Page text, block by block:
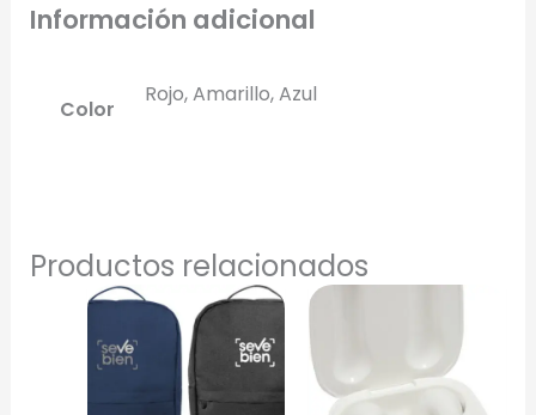
Información adicional
Color
Rojo, Amarillo, Azul
Productos relacionados